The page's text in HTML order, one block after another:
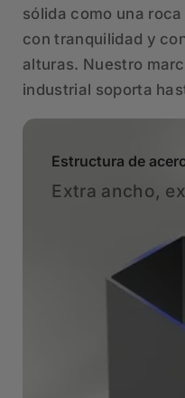
sólida como una
con tranquilidad y
alturas. Nuestro
industrial soporta
Estructura de
Extra ancho,